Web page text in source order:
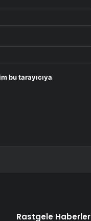
bu tarayıcıya
Rastgele Haberler